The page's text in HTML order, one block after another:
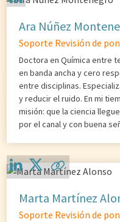
Ara Núñez
Soporte Revisión de
Doctora en Química entre
en banda ancha y cero
entre disciplinas.
y reducir el ruido. En mi
misión: que la ciencia
por el canal y con buena
Marta Martínez
Soporte Revisión de